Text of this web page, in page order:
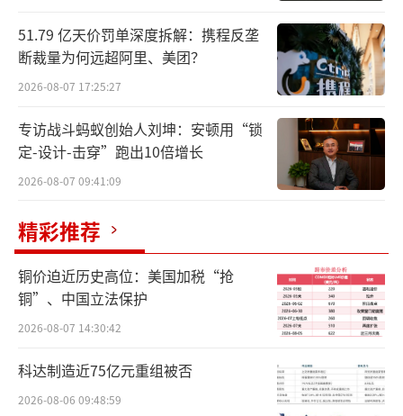
年间担任芯片设计软件公司Cadence的首席执
行官。英特尔称，陈立武担任首席执行官期
间，Cadence的收入增加了一倍以上，营业利
润率有所提高，股价上涨超3200%。
陈立武还曾是英特尔董事会成员，2022年
扩张、人员臃肿等一系列问题上存在分歧，202
4年递交辞呈离职。
此次回归，据知情人士透露，陈立武已经
在考虑对公司的芯片制造方法和人工智能战略
做出重大调整。新的发展方向包括重组英特尔
的人工智能业务模式以及裁员，以解决陈立武
51.79 亿天价罚单深度拆解：携程反垄
断裁量为何远超阿里、美团？
2026-08-07 17:25:27
专访战斗蚂蚁创始人刘坤：安顿用“锁
定-设计-击穿”跑出10倍增长
2026-08-07 09:41:09
精彩推荐
铜价迫近历史高位：美国加税“抢
铜”、中国立法保护
2026-08-07 14:30:42
科达制造近75亿元重组被否
2026-08-06 09:48:59